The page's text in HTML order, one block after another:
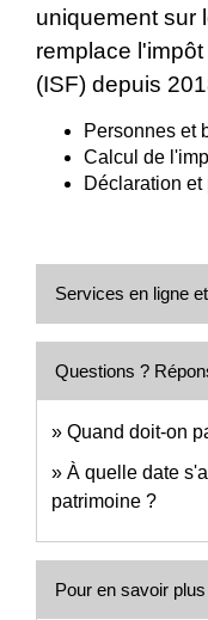
uniquement sur
remplace
(ISF) depuis
Personnes et
Calcul de
Déclaration et
Services en ligne
Questions ?
Quand doit-on
À quelle date
patrimoine ?
Pour en savoir plus